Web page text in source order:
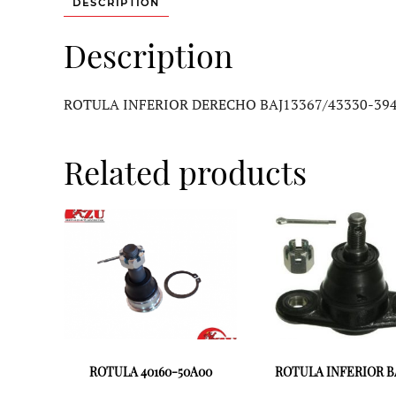
DESCRIPTION
Description
ROTULA INFERIOR DERECHO BAJ13367/43330-
Related products
ROTULA 40160-50A00 ROTULA INFERIOR